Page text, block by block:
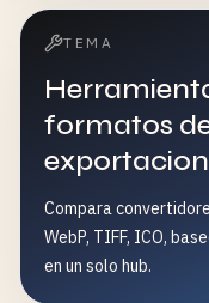
TEMA
formatos
Compara
WebP, TIFF, ICO,
en un solo hub.